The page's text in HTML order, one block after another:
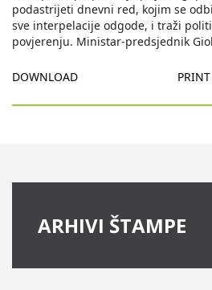
podastrijeti dnevni red, kojim se
sve interpelacije odgode, i traži
povjerenju. Ministar-predsjednik
DOWNLOAD PRINT
ARHIVI ŠTAMPE